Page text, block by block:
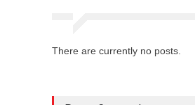
There are currently no posts.